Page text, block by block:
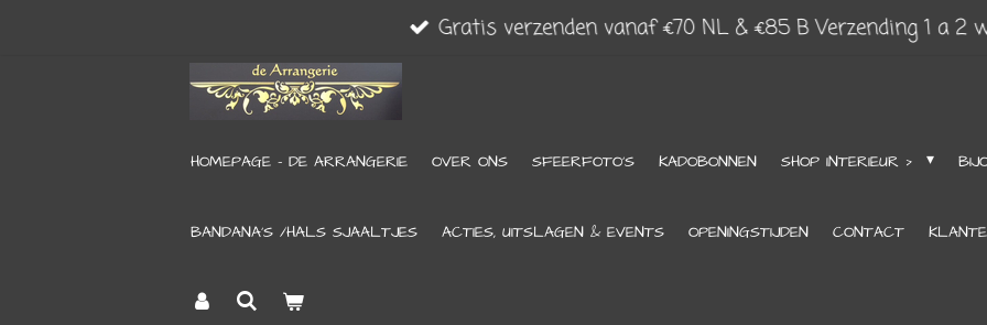
Gratis verzenden vanaf €70 NL & €85 B Verzending 1 a 2
HOMEPAGE - DE ARRANGERIE OVER ONS SFEERFOTO'S KADOBONNEN SHOP INTERIEUR >
BANDANA’S /HALS SJAALTJES ACTIES, UITSLAGEN & EVENTS OPENINGSTIJDEN CONTACT